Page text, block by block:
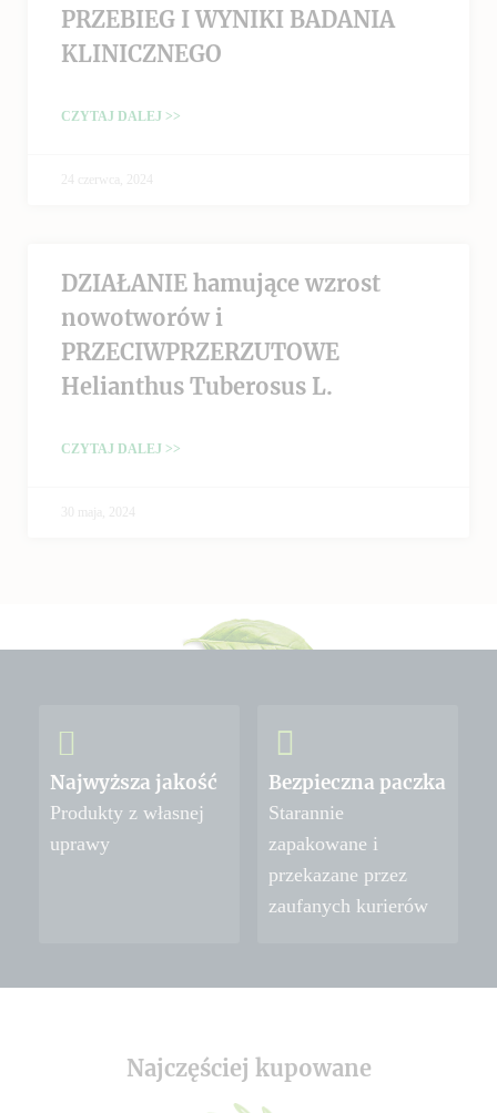
PRZEBIEG I WYNIKI BADANIA
KLINICZNEGO
CZYTAJ DALEJ >>
24 czerwca, 2024
DZIAŁANIE hamujące wzrost
nowotworów i
PRZECIWPRZERZUTOWE
Helianthus Tuberosus L.
CZYTAJ DALEJ >>
30 maja, 2024
Najwyższa jakość
Produkty z własnej
uprawy
Bezpieczna paczka
Starannie
zapakowane i
przekazane przez
zaufanych kurierów
Najczęściej kupowane